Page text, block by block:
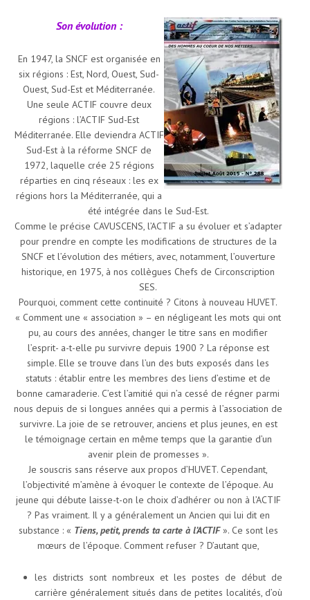
Son évolution :
En 1947, la SNCF est organisée en
six régions : Est, Nord, Ouest, Sud-
Ouest, Sud-Est et Méditerranée.
Une seule ACTIF couvre deux
régions : l’ACTIF Sud-Est
Méditerranée. Elle deviendra ACTIF
Sud-Est à la réforme SNCF de
1972, laquelle crée 25 régions
réparties en cinq réseaux : les ex
régions hors la Méditerranée, qui a
été intégrée dans le Sud-Est.
Comme le précise CAVUSCENS, l’ACTIF a su évoluer et s’adapter
pour prendre en compte les modifications de structures de la
SNCF et l’évolution des métiers, avec, notamment, l’ouverture
historique, en 1975, à nos collègues Chefs de Circonscription
SES.
Pourquoi, comment cette continuité ? Citons à nouveau HUVET.
« Comment une « association » – en négligeant les mots qui ont
pu, au cours des années, changer le titre sans en modifier
l’esprit- a-t-elle pu survivre depuis 1900 ? La réponse est
simple. Elle se trouve dans l’un des buts exposés dans les
statuts : établir entre les membres des liens d’estime et de
bonne camaraderie. C’est l’amitié qui n’a cessé de régner parmi
nous depuis de si longues années qui a permis à l’association de
survivre. La joie de se retrouver, anciens et plus jeunes, en est
le témoignage certain en même temps que la garantie d’un
avenir plein de promesses ».
Je souscris sans réserve aux propos d’HUVET. Cependant,
l’objectivité m’amène à évoquer le contexte de l’époque. Au
jeune qui débute laisse-t-on le choix d’adhérer ou non à l’ACTIF
? Pas vraiment. Il y a généralement un Ancien qui lui dit en
substance : « Tiens, petit, prends ta carte à l’ACTIF». Ce sont les
mœurs de l’époque. Comment refuser ? D’autant que,
les districts sont nombreux et les postes de début de
carrière généralement situés dans de petites localités, d’où